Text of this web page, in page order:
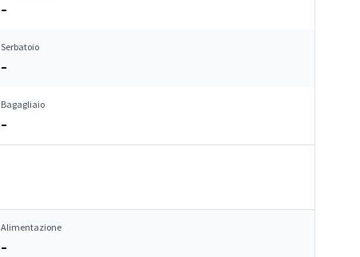
–
Serbatoio
–
Bagagliaio
–
Alimentazione
–